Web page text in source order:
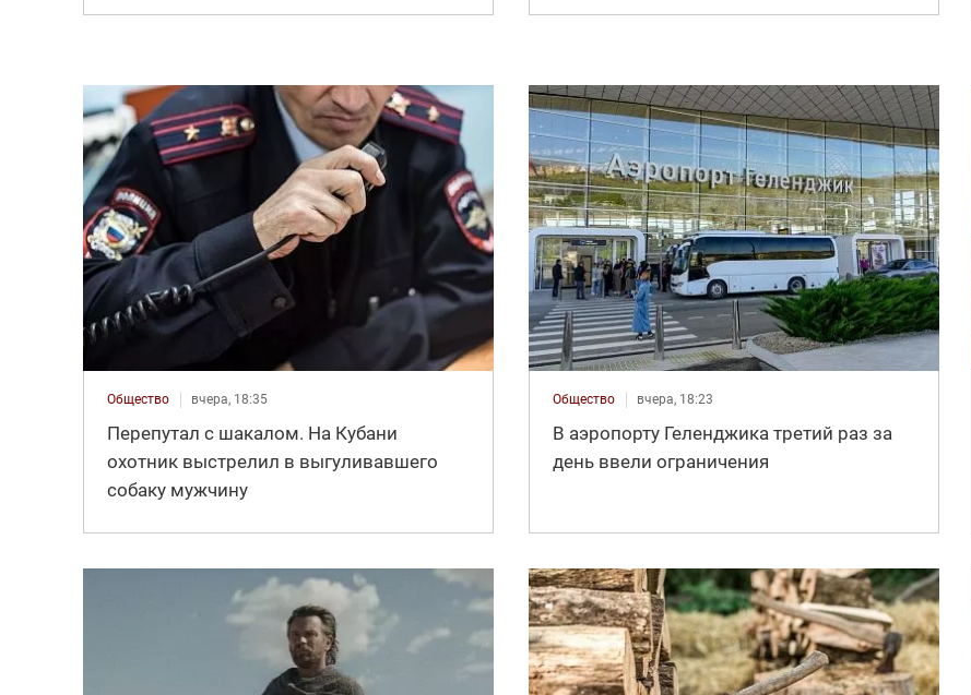
Общество вчера, 18:35
Перепутал с шакалом. На Кубани
охотник выстрелил в выгуливавшего
собаку мужчину
Общество вчера, 18:23
В аэропорту Геленджика третий раз за
день ввели ограничения